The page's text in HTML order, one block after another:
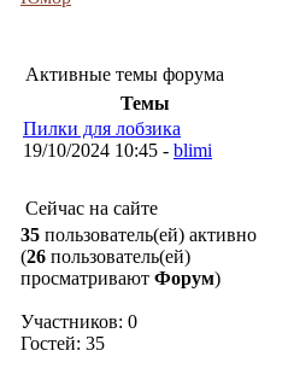
Активные темы форума
Темы
Пилки для лобзика
19/10/2024 10:45 - blimi
Сейчас на сайте
35 пользователь(ей) активно
(26 пользователь(ей)
просматривают Форум)
Участников: 0
Гостей: 35